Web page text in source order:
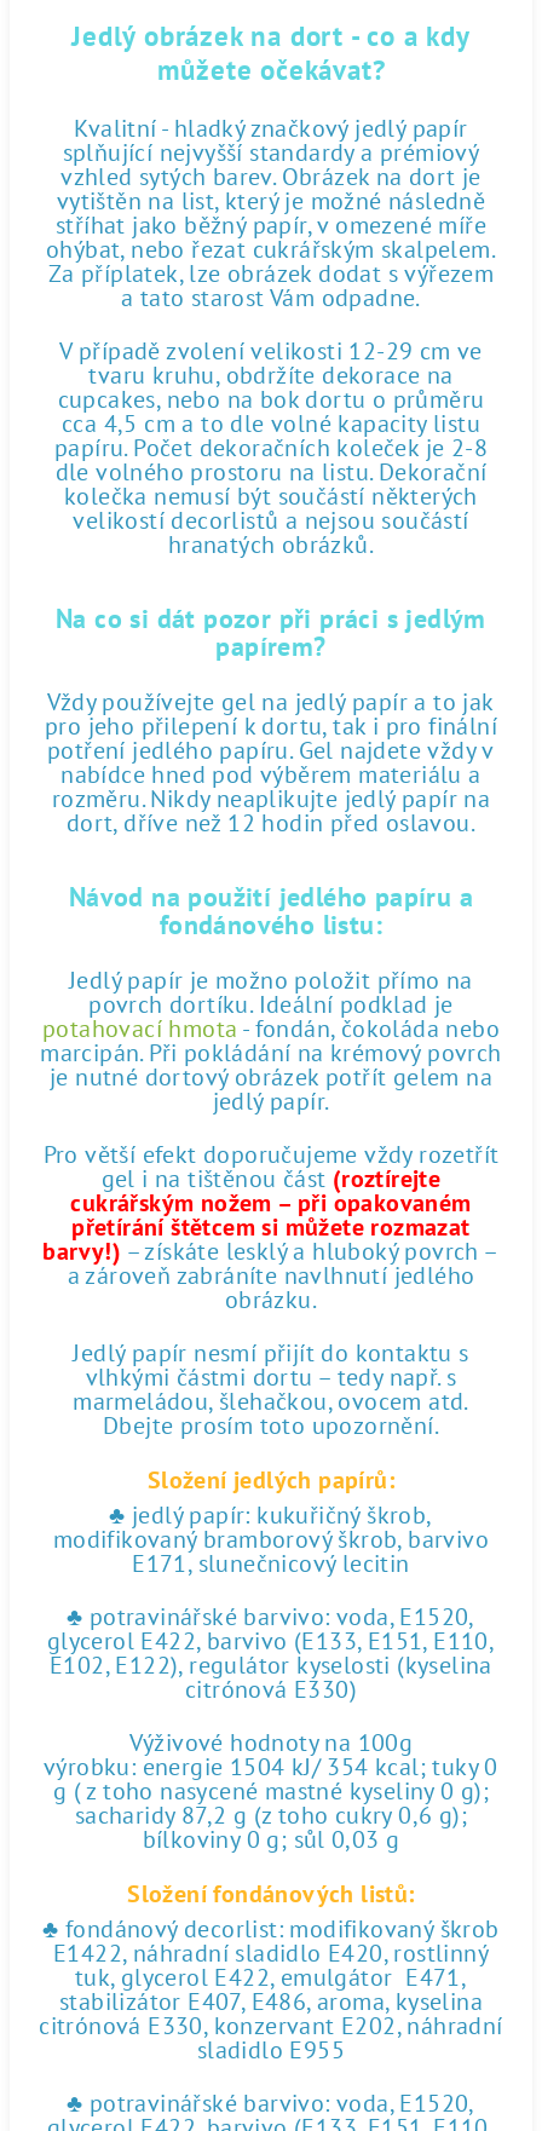
Jedlý obrázek na dort - co a kdy
můžete očekávat?
Kvalitní - hladký značkový jedlý papír
splňující nejvyšší standardy a prémiový
vzhled sytých barev. Obrázek na dort je
vytištěn na list, který je možné následně
stříhat jako běžný papír, v omezené míře
ohýbat, nebo řezat cukrářským skalpelem.
Za příplatek, lze obrázek dodat s výřezem
a tato starost Vám odpadne.
V případě zvolení velikosti 12-29 cm ve
tvaru kruhu, obdržíte dekorace na
cupcakes, nebo na bok dortu o průměru
cca 4,5 cm a to dle volné kapacity listu
papíru. Počet dekoračních koleček je 2-8
dle volného prostoru na listu. Dekorační
kolečka nemusí být součástí některých
velikostí decorlistů a nejsou součástí
hranatých obrázků.
Na co si dát pozor při práci s jedlým
papírem?
Vždy používejte gel na jedlý papír a to jak
pro jeho přilepení k dortu, tak i pro finální
potření jedlého papíru. Gel najdete vždy v
nabídce hned pod výběrem materiálu a
rozměru. Nikdy neaplikujte jedlý papír na
dort, dříve než 12 hodin před oslavou.
Návod na použití jedlého papíru a
fondánového listu:
Jedlý papír je možno položit přímo na
povrch dortíku. Ideální podklad je
potahovací hmota - fondán, čokoláda nebo
marcipán. Při pokládání na krémový povrch
je nutné dortový obrázek potřít gelem na
jedlý papír.
Pro větší efekt doporučujeme vždy rozetřít
gel i na tištěnou část (roztírejte
cukrářským nožem – při opakovaném
přetírání štětcem si můžete rozmazat
barvy!) – získáte lesklý a hluboký povrch –
a zároveň zabráníte navlhnutí jedlého
obrázku.
Jedlý papír nesmí přijít do kontaktu s
vlhkými částmi dortu – tedy např. s
marmeládou, šlehačkou, ovocem atd.
Dbejte prosím toto upozornění.
Složení jedlých papírů:
♣ jedlý papír: kukuřičný škrob,
modifikovaný bramborový škrob, barvivo
E171, slunečnicový lecitin
♣ potravinářské barvivo: voda, E1520,
glycerol E422, barvivo (E133, E151, E110,
E102, E122), regulátor kyselosti (kyselina
citrónová E330)
Výživové hodnoty na 100g
výrobku: energie 1504 kJ/ 354 kcal; tuky 0
g ( z toho nasycené mastné kyseliny 0 g);
sacharidy 87,2 g (z toho cukry 0,6 g);
bílkoviny 0 g; sůl 0,03 g
Složení fondánových listů:
♣ fondánový decorlist: modifikovaný škrob
E1422, náhradní sladidlo E420, rostlinný
tuk, glycerol E422, emulgátor E471,
stabilizátor E407, E486, aroma, kyselina
citrónová E330, konzervant E202, náhradní
sladidlo E955
♣ potravinářské barvivo: voda, E1520,